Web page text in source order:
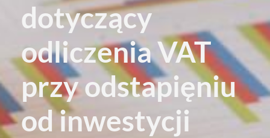
dotyczący
odliczenia VAT
przy odstapięniu
od inwestycji